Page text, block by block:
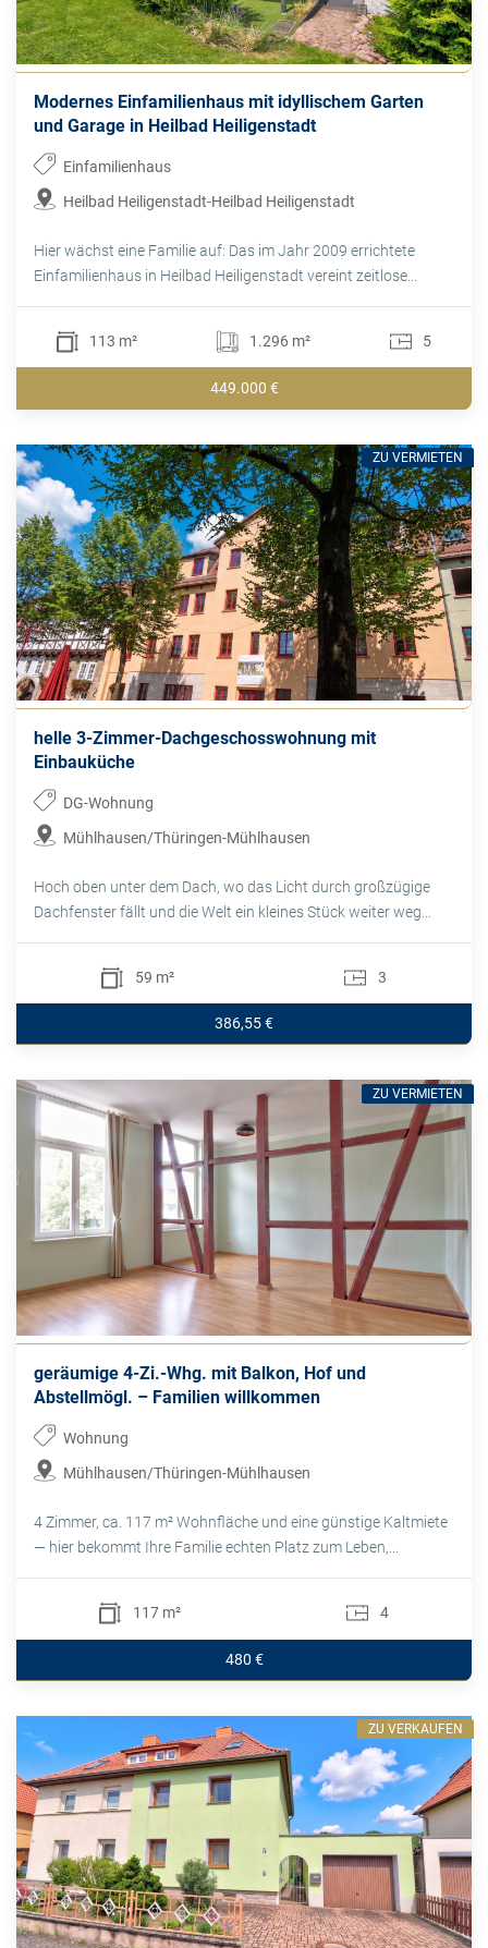
Modernes Einfamilienhaus mit idyllischem Garten
und Garage in Heilbad Heiligenstadt
Einfamilienhaus
Heilbad Heiligenstadt-Heilbad Heiligenstadt
Hier wächst eine Familie auf: Das im Jahr 2009 errichtete
Einfamilienhaus in Heilbad Heiligenstadt vereint zeitlose...
113 m² 1.296 m² 5
449.000 €
helle 3-Zimmer-Dachgeschosswohnung mit
Einbauküche
DG-Wohnung
Mühlhausen/Thüringen-Mühlhausen
Hoch oben unter dem Dach, wo das Licht durch großzügige
Dachfenster fällt und die Welt ein kleines Stück weiter weg...
59 m² 3
386,55 €
ZU VERMIETEN
geräumige 4-Zi.-Whg. mit Balkon, Hof und
Abstellmögl. – Familien willkommen
Wohnung
Mühlhausen/Thüringen-Mühlhausen
4 Zimmer, ca. 117 m² Wohnfläche und eine günstige Kaltmiete
— hier bekommt Ihre Familie echten Platz zum Leben,...
117 m² 4
480 €
ZU VERMIETEN
ZU VERKAUFEN